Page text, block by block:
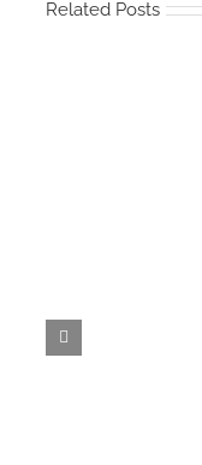
Related Posts